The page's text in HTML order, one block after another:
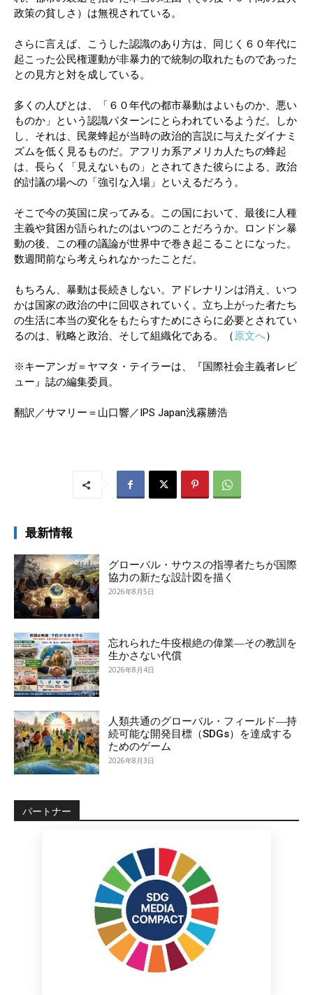
政策の貧しさ）は無視されている。
さらに言えば、こうした認識のあり方は、同じく６０年代に
起こった公民権運動が非暴力的で統制の取れたものであった
との見方と対を成している。
多くの人びとは、「６０年代の都市暴動はよいものか、悪い
ものか」という認識パターンにとらわれているようだ。しか
し、それは、民衆蜂起が当時の政治的言説に与えたダイナミ
ズムを低く見るものだ。アフリカ系アメリカ人たちの蜂起
は、長らく「見えないもの」とされてきた彼らによる、政治
的討議の場への「強引な入場」といえるだろう。
そこで今の英国に戻ってみる。この国において、最後に人種
主義や貧困が語られたのはいつのことだろうか。ロンドン暴
動の後、この種の議論が世界中で巻き起こることになった。
数週間前なら考えられなかったことだ。
もちろん、暴動は長続きしない。アドレナリンは消え、いつ
かは国家の政治の中に回収されていく。立ち上がった者たち
の生活に本当の変化をもたらすためにさらに必要とされてい
るのは、戦略と政治、そして組織化である。（原文へ）
※キーアンガ＝ヤマタ・テイラーは、『国際社会主義者レビ
ュー』誌の編集委員。
翻訳／サマリー＝山口響／IPS Japan浅霧勝浩
最新情報
グローバル・サウスの指導者たちが国際
協力の新たな設計図を描く
2026年8月5日
忘れられた牛疫根絶の偉業―その教訓を
生かさない代償
2026年8月4日
人類共通のグローバル・フィールド―持
続可能な開発目標（SDGs）を達成する
ためのゲーム
2026年8月3日
パートナー